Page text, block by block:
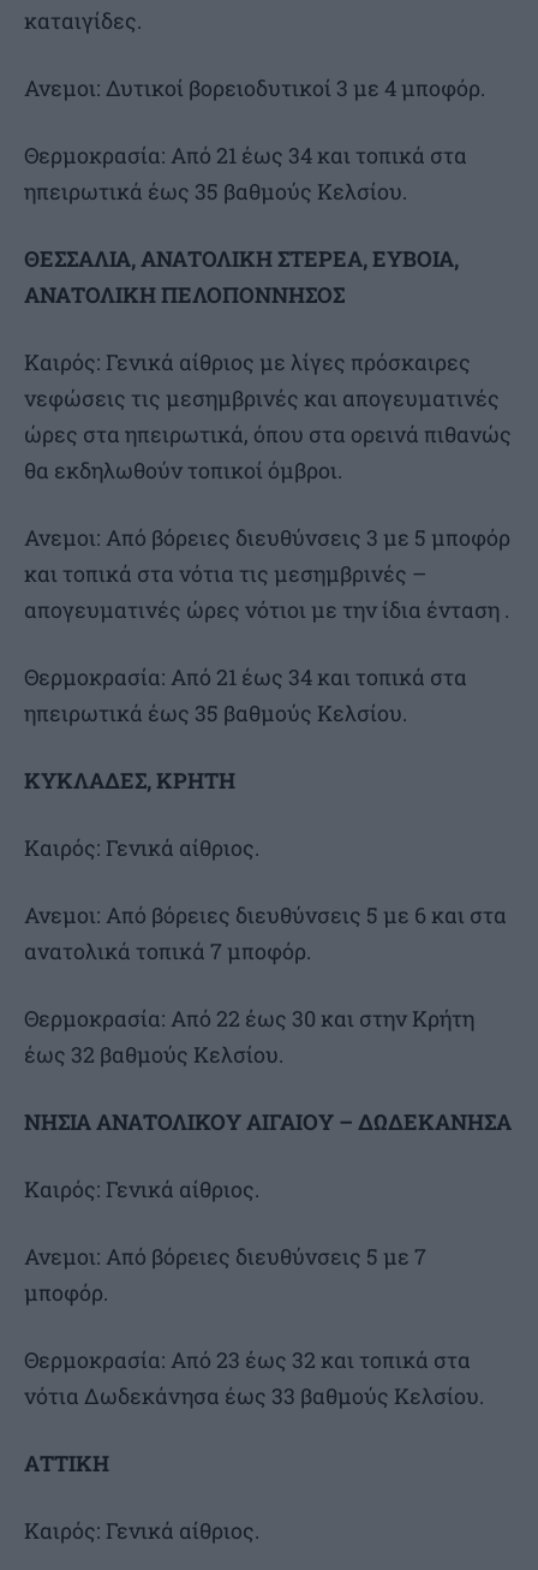
καταιγίδες.
Ανεμοι: Δυτικοί βορειοδυτικοί 3 με 4 μποφόρ.
Θερμοκρασία: Από 21 έως 34 και τοπικά στα
ηπειρωτικά έως 35 βαθμούς Κελσίου.
ΘΕΣΣΑΛΙΑ, ΑΝΑΤΟΛΙΚΗ ΣΤΕΡΕΑ, ΕΥΒΟΙΑ,
ΑΝΑΤΟΛΙΚΗ ΠΕΛΟΠΟΝΝΗΣΟΣ
Καιρός: Γενικά αίθριος με λίγες πρόσκαιρες
νεφώσεις τις μεσημβρινές και απογευματινές
ώρες στα ηπειρωτικά, όπου στα ορεινά πιθανώς
θα εκδηλωθούν τοπικοί όμβροι.
Ανεμοι: Από βόρειες διευθύνσεις 3 με 5 μποφόρ
και τοπικά στα νότια τις μεσημβρινές –
απογευματινές ώρες νότιοι με την ίδια ένταση .
Θερμοκρασία: Από 21 έως 34 και τοπικά στα
ηπειρωτικά έως 35 βαθμούς Κελσίου.
ΚΥΚΛΑΔΕΣ, ΚΡΗΤΗ
Καιρός: Γενικά αίθριος.
Ανεμοι: Από βόρειες διευθύνσεις 5 με 6 και στα
ανατολικά τοπικά 7 μποφόρ.
Θερμοκρασία: Από 22 έως 30 και στην Κρήτη
έως 32 βαθμούς Κελσίου.
ΝΗΣΙΑ ΑΝΑΤΟΛΙΚΟΥ ΑΙΓΑΙΟΥ – ΔΩΔΕΚΑΝΗΣΑ
Καιρός: Γενικά αίθριος.
Ανεμοι: Από βόρειες διευθύνσεις 5 με 7
μποφόρ.
Θερμοκρασία: Από 23 έως 32 και τοπικά στα
νότια Δωδεκάνησα έως 33 βαθμούς Κελσίου.
ΑΤΤΙΚΗ
Καιρός: Γενικά αίθριος.